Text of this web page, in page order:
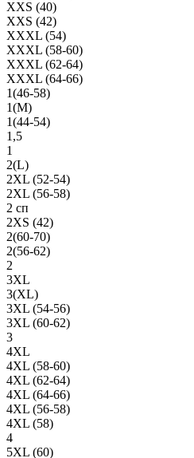
XXS (40)
XXS (42)
XXXL (54)
XXXL (58-60)
XXXL (62-64)
XXXL (64-66)
1(46-58)
1(М)
1(44-54)
1,5
1
2(L)
2XL (52-54)
2XL (56-58)
2 сп
2XS (42)
2(60-70)
2(56-62)
2
3XL
3(XL)
3XL (54-56)
3XL (60-62)
3
4XL
4XL (58-60)
4XL (62-64)
4XL (64-66)
4XL (56-58)
4XL (58)
4
5XL (60)